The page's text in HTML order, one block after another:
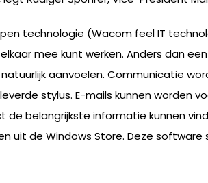
technologie (Wacom feel IT
mee kunt werken. Anders dan
aanvoelen. Communicatie
stylus. E-mails kunnen worden
belangrijkste informatie kunnen
uit de Windows Store. Deze